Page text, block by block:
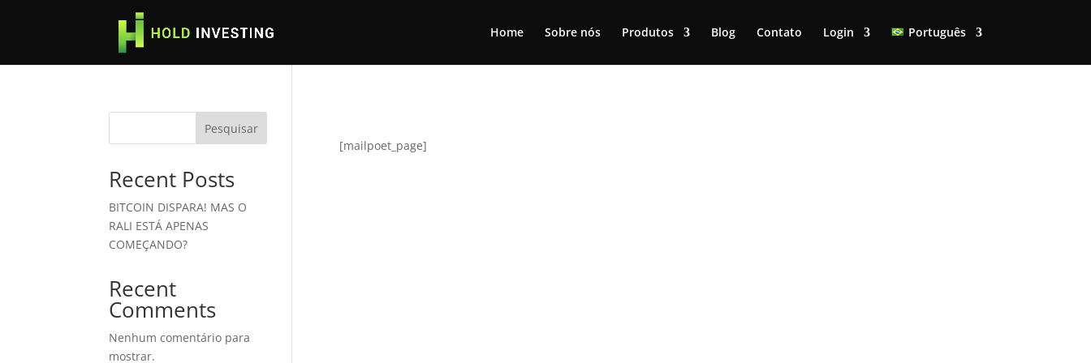
Home Sobre nós Produtos Blog Contato Login Português
[mailpoet_page]
Pesquisar
Recent Posts
BITCOIN DISPARA! MAS O
RALI ESTÁ APENAS
COMEÇANDO?
Recent
Comments
Nenhum comentário para
mostrar.